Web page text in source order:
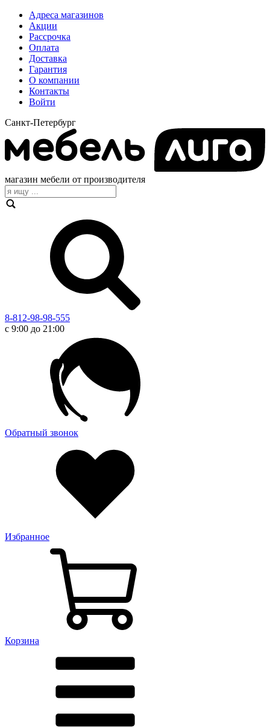
Адреса магазинов
Акции
Рассрочка
Оплата
Доставка
Гарантия
О компании
Контакты
Войти
Санкт-Петербург
магазин мебели от производителя
8-812-98-98-555
с 9:00 до 21:00
Обратный звонок
Избранное
Корзина